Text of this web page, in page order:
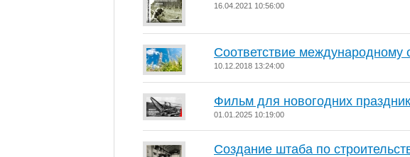
16.04.2021 10:56:00
Соответствие международному
10.12.2018 13:24:00
Фильм для новогодних
01.01.2025 10:19:00
Создание штаба по